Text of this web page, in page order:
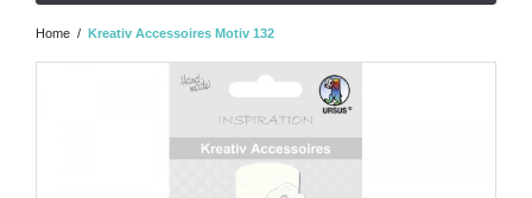
Home / Kreativ Accessoires Motiv 132